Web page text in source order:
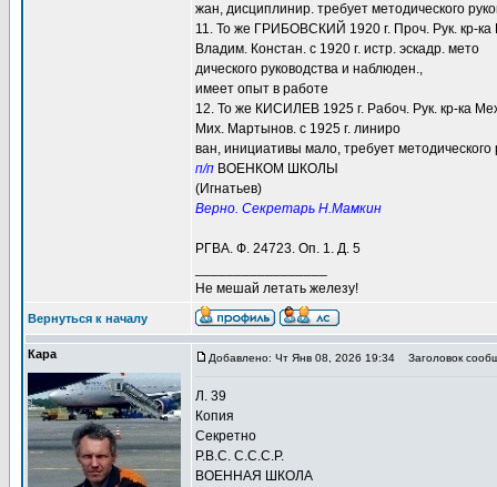
жан, дисциплинир. требует методического
11. То же ГРИБОВСКИЙ 1920 г. Проч. Рук. кр-ка
Владим. Констан. с 1920 г. истр. эскадр. мето
дического руководства и наблюден.,
имеет опыт в работе
12. То же КИСИЛЕВ 1925 г. Рабоч. Рук. кр-ка
Мих. Мартынов. с 1925 г. линиро
ван, инициативы мало, требует методического
п/п ВОЕНКОМ ШКОЛЫ
(Игнатьев)
Верно. Секретарь Н.Мамкин
РГВА. Ф. 24723. Оп. 1. Д. 5
Не мешай летать железу!
Вернуться к началу
Кара Добавлено: Чт Янв 08, 2026 19:34 Заголовок
Л. 39
Копия
Секретно
Р.В.С. С.С.С.Р.
ВОЕННАЯ ШКОЛА